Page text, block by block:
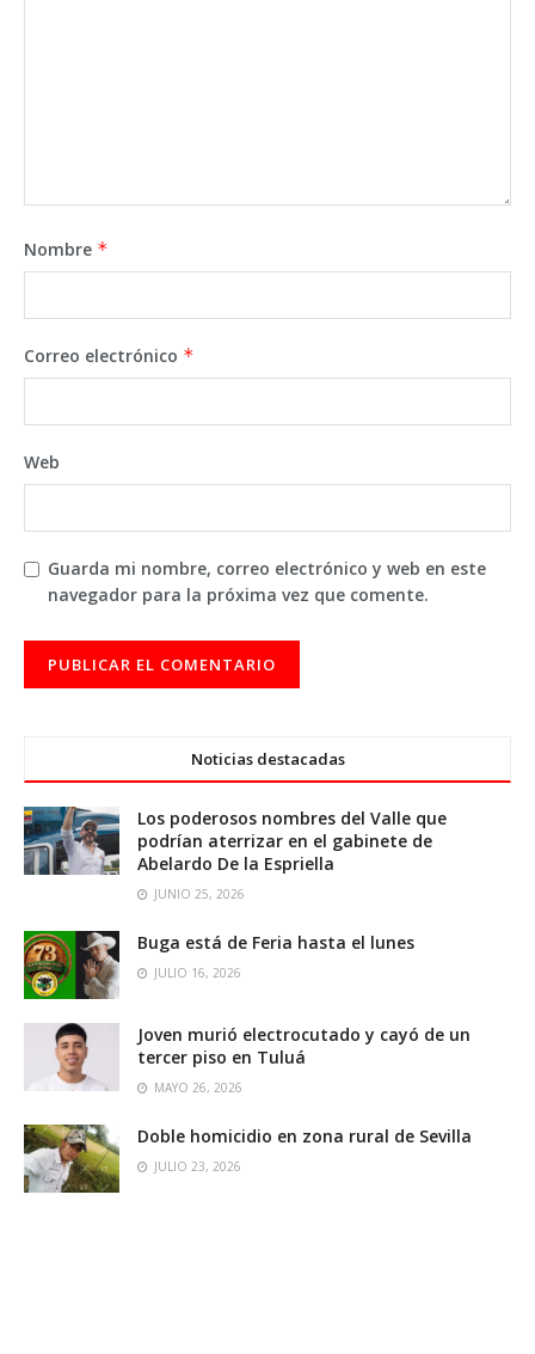
Nombre *
Correo electrónico *
Web
Guarda mi nombre, correo electrónico y web en este
navegador para la próxima vez que comente.
Noticias destacadas
Los poderosos nombres del Valle que
podrían aterrizar en el gabinete de
Abelardo De la Espriella
JUNIO 25, 2026
Buga está de Feria hasta el lunes
JULIO 16, 2026
Joven murió electrocutado y cayó de un
tercer piso en Tuluá
MAYO 26, 2026
Doble homicidio en zona rural de Sevilla
JULIO 23, 2026